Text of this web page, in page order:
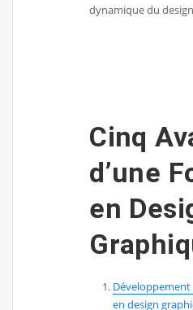
dynamique du
Cinq
d’une
en
en design